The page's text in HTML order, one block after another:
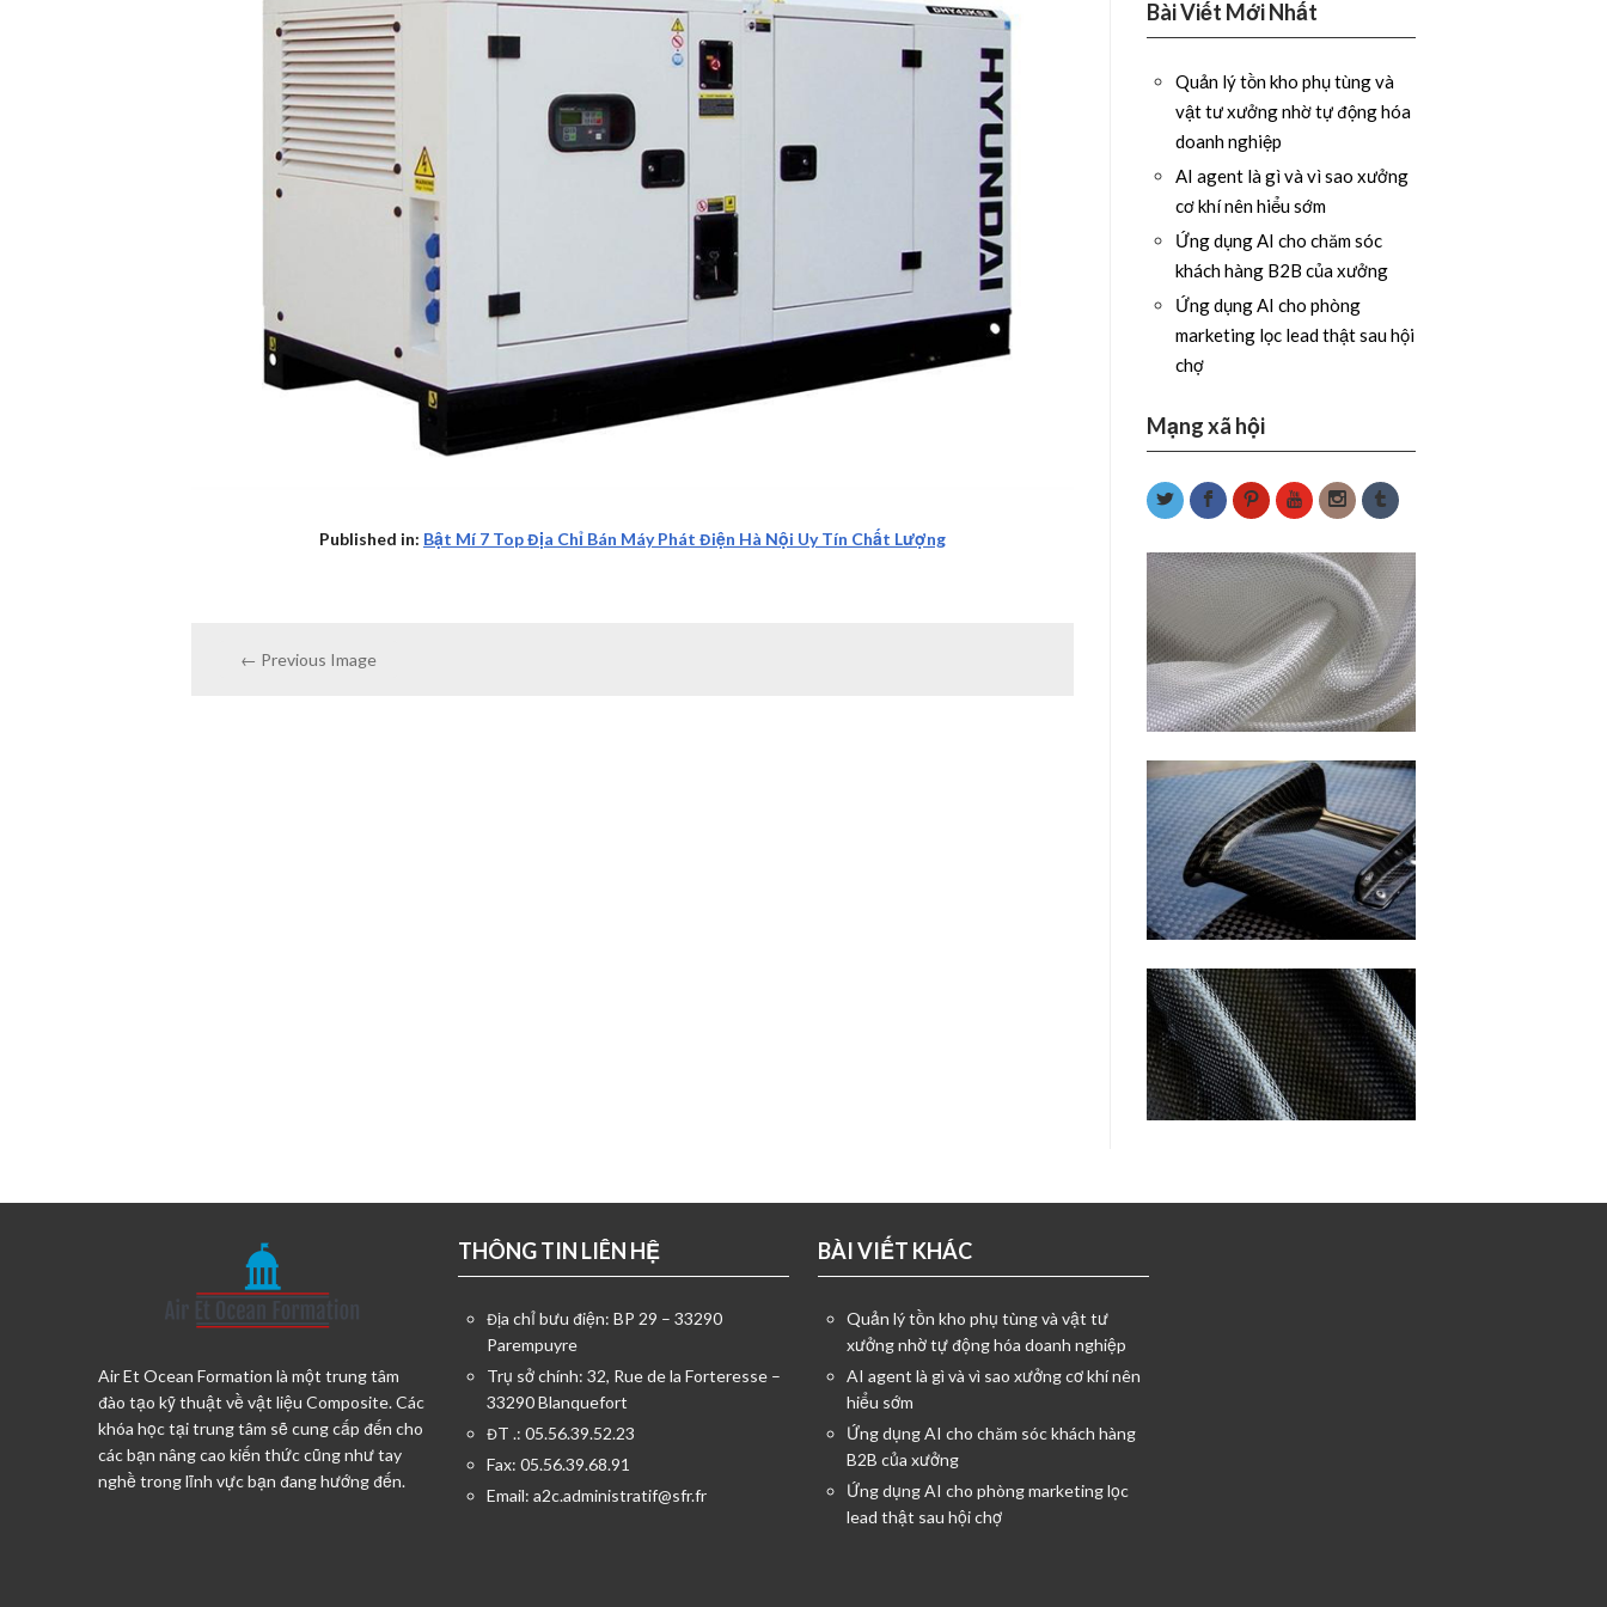
Published in: Bật Mí 7 Top Địa Chỉ Bán Máy Phát Điện Hà Nội Uy Tín Chất Lượng
← Previous Image
Bài Viết Mới Nhất
Quản lý tồn kho phụ tùng và
vật tư xưởng nhờ tự động hóa
doanh nghiệp
AI agent là gì và vì sao xưởng
cơ khí nên hiểu sớm
Ứng dụng AI cho chăm sóc
khách hàng B2B của xưởng
Ứng dụng AI cho phòng
marketing lọc lead thật sau hội
chợ
Mạng xã hội
Air Et Ocean Formation là một trung tâm
đào tạo kỹ thuật về vật liệu Composite. Các
khóa học tại trung tâm sẽ cung cấp đến cho
các bạn nâng cao kiến thức cũng như tay
nghề trong lĩnh vực bạn đang hướng đến.
THÔNG TIN LIÊN HỆ
Địa chỉ bưu điện: BP 29 – 33290
Parempuyre
Trụ sở chính: 32, Rue de la Forteresse –
33290 Blanquefort
ĐT .: 05.56.39.52.23
Fax: 05.56.39.68.91
Email: a2c.administratif@sfr.fr
BÀI VIẾT KHÁC
Quản lý tồn kho phụ tùng và vật tư
xưởng nhờ tự động hóa doanh nghiệp
AI agent là gì và vì sao xưởng cơ khí nên
hiểu sớm
Ứng dụng AI cho chăm sóc khách hàng
B2B của xưởng
Ứng dụng AI cho phòng marketing lọc
lead thật sau hội chợ